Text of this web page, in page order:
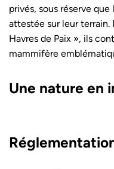
privés, sous réserve
attestée sur leur terrain.
Havres de Paix », ils
mammifère
Une nature en